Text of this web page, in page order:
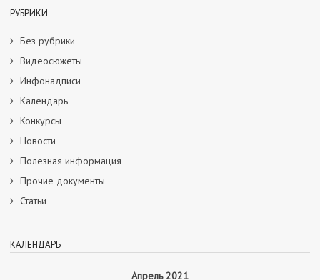
РУБРИКИ
Без рубрики
Видеосюжеты
Инфонадписи
Календарь
Конкурсы
Новости
Полезная информация
Прочие документы
Статьи
КАЛЕНДАРЬ
Апрель 2021